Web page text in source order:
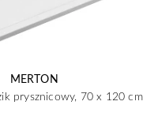
MERTON
prysznicowy, 70 x 120 cm